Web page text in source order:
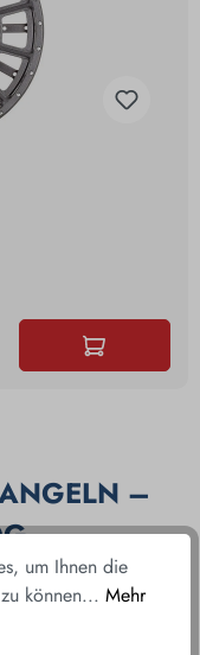
–
um Ihnen die
können... Mehr